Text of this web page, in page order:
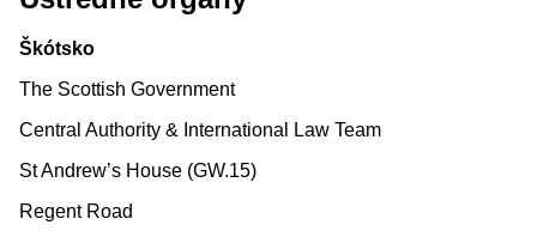
Škótsko
The Scottish Government
Central Authority & International Law Team
St Andrew’s House (GW.15)
Regent Road